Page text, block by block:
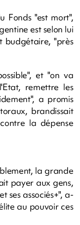
Fonds "est mort",
est selon lui
budgétaire, "près
et "on va
remettre les
a promis
brandissait
la dépense
la grande
payer aux gens,
ses associés+", a-
au pouvoir ces